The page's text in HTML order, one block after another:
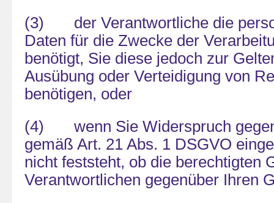
(3) der Verantwortliche die
Daten für die Zwecke der
benötigt, Sie diese jedoch zur
Ausübung oder Verteidigung von
benötigen, oder
(4) wenn Sie Widerspruch
gemäß Art. 21 Abs. 1 DSGVO
nicht feststeht, ob die berechtigten
Verantwortlichen gegenüber Ihren